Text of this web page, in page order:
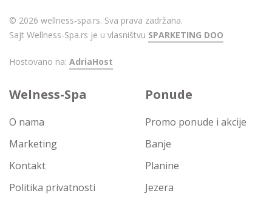
© 2026 wellness-spa.rs. Sva prava zadržana.
Sajt Wellness-Spa.rs je u vlasništvu SPARKETING DOO
Hostovano na: AdriaHost
Welness-Spa
O nama
Marketing
Kontakt
Politika privatnosti
Ponude
Promo ponude i akcije
Banje
Planine
Jezera